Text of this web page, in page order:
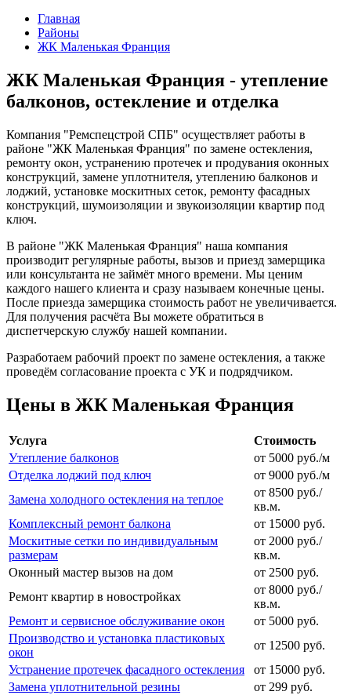
Главная
Районы
ЖК Маленькая Франция
ЖК Маленькая Франция - утепление
балконов, остекление и отделка
Компания "Ремспецстрой СПБ" осуществляет работы в
районе "ЖК Маленькая Франция" по замене остекления,
ремонту окон, устранению протечек и продувания оконных
конструкций, замене уплотнителя, утеплению балконов и
лоджий, установке москитных сеток, ремонту фасадных
конструкций, шумоизоляции и звукоизоляции квартир под
ключ.
В районе "ЖК Маленькая Франция" наша компания
производит регулярные работы, вызов и приезд замерщика
или консультанта не займёт много времени. Мы ценим
каждого нашего клиента и сразу называем конечные цены.
После приезда замерщика стоимость работ не увеличивается.
Для получения расчёта Вы можете обратиться в
диспетчерскую службу нашей компании.
Разработаем рабочий проект по замене остекления, а также
проведём согласование проекта с УК и подрядчиком.
Цены в ЖК Маленькая Франция
Услуга
Стоимость
Утепление балконов
от 5000 руб./м
Отделка лоджий под ключ
от 9000 руб./м
Замена холодного остекления на теплое
от 8500 руб./
кв.м.
Комплексный ремонт балкона
от 15000 руб.
Москитные сетки по индивидуальным
размерам
от 2000 руб./
кв.м.
Оконный мастер вызов на дом
от 2500 руб.
Ремонт квартир в новостройках
от 8000 руб./
кв.м.
Ремонт и сервисное обслуживание окон
от 5000 руб.
Производство и установка пластиковых
окон
от 12500 руб.
Устранение протечек фасадного остекления
от 15000 руб.
Замена уплотнительной резины
от 299 руб.